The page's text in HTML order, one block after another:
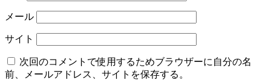
メール
サイト
次回のコメントで使用するためブラウザーに自分の名
前、メールアドレス、サイトを保存する。